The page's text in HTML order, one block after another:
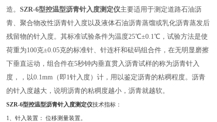
造。SZR-6型控温型沥青针入度测定仪主要适用于测定道路石油沥
青、聚合物改性沥青针入度以及液体石油沥青蒸馏或乳化沥青蒸发后
残留物的针入度。其标准试验条件为温度25℃±0.1℃，试验方法是使
荷重为100克±0.05克的标准针、针连杆和砝码组合件，在无明显磨擦
下垂直运动，组合件在5秒钟内垂直贯入沥青试样的称为沥青针入
度，，以0.1mm（即1针入度）计，用以鉴定沥青的粘稠程度。沥青
的针入度越大，说明沥青的粘稠度越小，沥青就越软。
SZR-6型控温型沥青针入度测定仪技术指标：
1、针入装置： 位移测量装置。